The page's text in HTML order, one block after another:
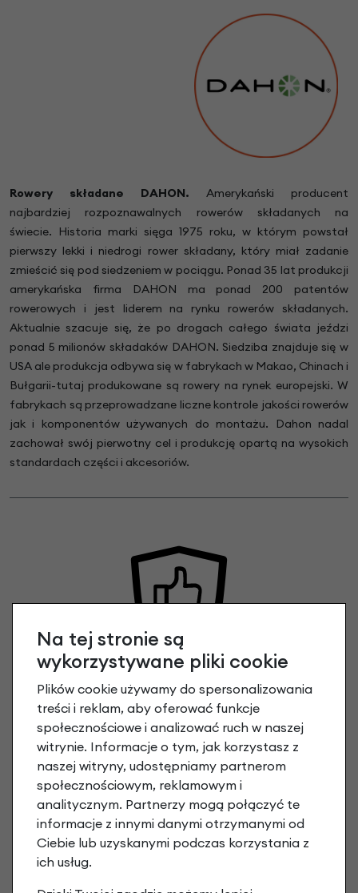
Rowery składane DAHON. Amerykański producent
najbardziej rozpoznawalnych rowerów składanych na
świecie. Historia marki sięga 1975 roku, w którym powstał
pierwszy lekki i niedrogi rower składany, który miał zadanie
zmieścić się pod siedzeniem w pociągu. Ponad 35 lat produkcji
amerykańska firma DAHON ma ponad 200 patentów
rowerowych i jest liderem na rynku rowerów składanych.
Aktualnie szacuje się, że po drogach całego świata jeździ
ponad 5 milionów składaków DAHON. Siedziba znajduje się w
USA ale produkcja odbywa się w fabrykach w Makao, Chinach i
Bułgarii-tutaj produkowane są rowery na rynek europejski. W
fabrykach są przeprowadzane liczne kontrole jakości rowerów
jak i komponentów używanych do montażu. Dahon nadal
zachował swój pierwotny cel i produkcję opartą na wysokich
standardach części i akcesoriów.
PEŁNA GWARANCJA PRODUCENTA
2 lata na ramę
2 lata na pozostałe części i osprzęt
Na tej stronie są
wykorzystywane pliki cookie
Plików cookie używamy do spersonalizowania
treści i reklam, aby oferować funkcje
społecznościowe i analizować ruch w naszej
witrynie. Informacje o tym, jak korzystasz z
naszej witryny, udostępniamy partnerom
społecznościowym, reklamowym i
analitycznym. Partnerzy mogą połączyć te
informacje z innymi danymi otrzymanymi od
Ciebie lub uzyskanymi podczas korzystania z
ich usług.